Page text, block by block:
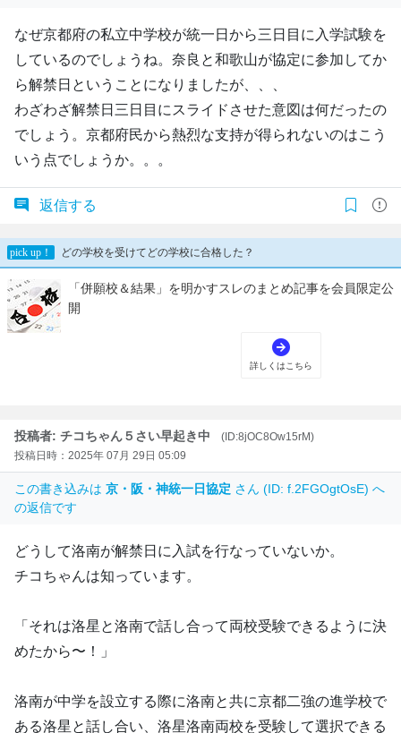
なぜ京都府の私立中学校が統一日から三日目に入学試験を
しているのでしょうね。奈良と和歌山が協定に参加してか
ら解禁日ということになりましたが、、、
わざわざ解禁日三日目にスライドさせた意図は何だったの
でしょう。京都府民から熱烈な支持が得られないのはこう
いう点でしょうか。。。
返信する
投稿者: チコちゃん５さい早起き中
(ID:8jOC8Ow15rM)
投稿日時：2025年 07月 29日 05:09
この書き込みは 京・阪・神統一日協定 さん (ID: f.2FGOgtOsE) へ
の返信です
どうして洛南が解禁日に入試を行なっていないか。
チコちゃんは知っています。
「それは洛星と洛南で話し合って両校受験できるように決
めたから〜！」
洛南が中学を設立する際に洛南と共に京都二強の進学校で
ある洛星と話し合い、洛星洛南両校を受験して選択できる